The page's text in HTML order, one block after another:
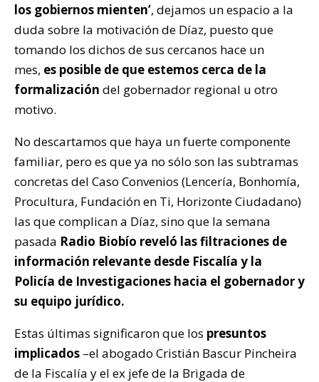
los gobiernos mienten’, dejamos un espacio a la
duda sobre la motivación de Díaz, puesto que
tomando los dichos de sus cercanos hace un
mes, es posible de que estemos cerca de la
formalización del gobernador regional u otro
motivo.
No descartamos que haya un fuerte componente
familiar, pero es que ya no sólo son las subtramas
concretas del Caso Convenios (Lencería, Bonhomía,
Procultura, Fundación en Ti, Horizonte Ciudadano)
las que complican a Díaz, sino que la semana
pasada Radio Biobío reveló las filtraciones de
información relevante desde Fiscalía y la
Policía de Investigaciones hacia el gobernador y
su equipo jurídico.
Estas últimas significaron que los presuntos
implicados –el abogado Cristián Bascur Pincheira
de la Fiscalía y el ex jefe de la Brigada de